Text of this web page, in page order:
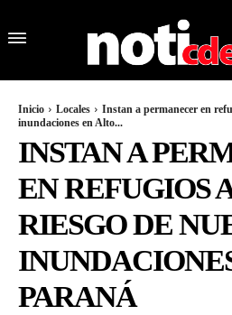
Inicio Locales
Instan a permanecer en
inundaciones en Alto...
INSTAN A
EN REFUGIOS
RIESGO DE
PARANÁ